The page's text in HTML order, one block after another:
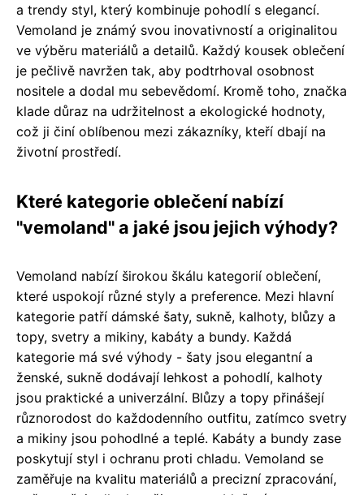
a trendy styl, který kombinuje pohodlí s elegancí.
Vemoland je známý svou inovativností a originalitou
ve výběru materiálů a detailů. Každý kousek oblečení
je pečlivě navržen tak, aby podtrhoval osobnost
nositele a dodal mu sebevědomí. Kromě toho, značka
klade důraz na udržitelnost a ekologické hodnoty,
což ji činí oblíbenou mezi zákazníky, kteří dbají na
životní prostředí.
Které kategorie oblečení nabízí
"vemoland" a jaké jsou jejich výhody?
Vemoland nabízí širokou škálu kategorií oblečení,
které uspokojí různé styly a preference. Mezi hlavní
kategorie patří dámské šaty, sukně, kalhoty, blůzy a
topy, svetry a mikiny, kabáty a bundy. Každá
kategorie má své výhody - šaty jsou elegantní a
ženské, sukně dodávají lehkost a pohodlí, kalhoty
jsou praktické a univerzální. Blůzy a topy přinášejí
různorodost do každodenního outfitu, zatímco svetry
a mikiny jsou pohodlné a teplé. Kabáty a bundy zase
poskytují styl i ochranu proti chladu. Vemoland se
zaměřuje na kvalitu materiálů a precizní zpracování,